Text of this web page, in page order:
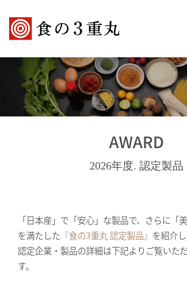
AWARD
2026年度. 認定製品
「日本産」で「安心」な製品で、さらに「
を満たした 『食の3重丸 認定製品』 を紹介し
認定企業・製品の詳細は下記よりご覧いた
す。